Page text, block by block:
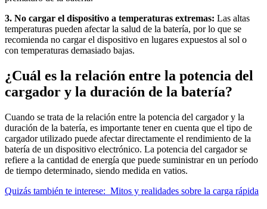
3. No cargar el dispositivo a temperaturas extremas: Las altas
temperaturas pueden afectar la salud de la batería, por lo que se
recomienda no cargar el dispositivo en lugares expuestos al sol o
con temperaturas demasiado bajas.
¿Cuál es la relación entre la potencia del
cargador y la duración de la batería?
Cuando se trata de la relación entre la potencia del cargador y la
duración de la batería, es importante tener en cuenta que el tipo de
cargador utilizado puede afectar directamente el rendimiento de la
batería de un dispositivo electrónico. La potencia del cargador se
refiere a la cantidad de energía que puede suministrar en un período
de tiempo determinado, siendo medida en vatios.
Quizás también te interese: Mitos y realidades sobre la carga rápida